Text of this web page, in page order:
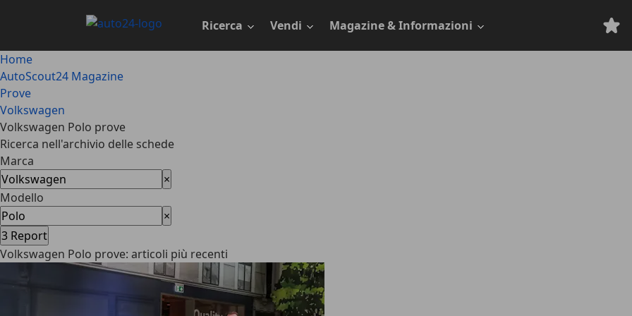
principale
Ricerca Vendi Magazine & Informazioni
Home
AutoScout24 Magazine
Prove
Volkswagen
Volkswagen Polo prove
Ricerca nell'archivio delle schede
Marca
×
Modello
×
3 Report
Volkswagen Polo prove: articoli più recenti